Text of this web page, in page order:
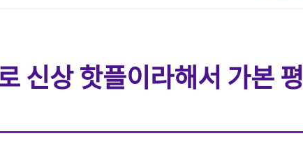
신상 핫플이라해서 가본 평